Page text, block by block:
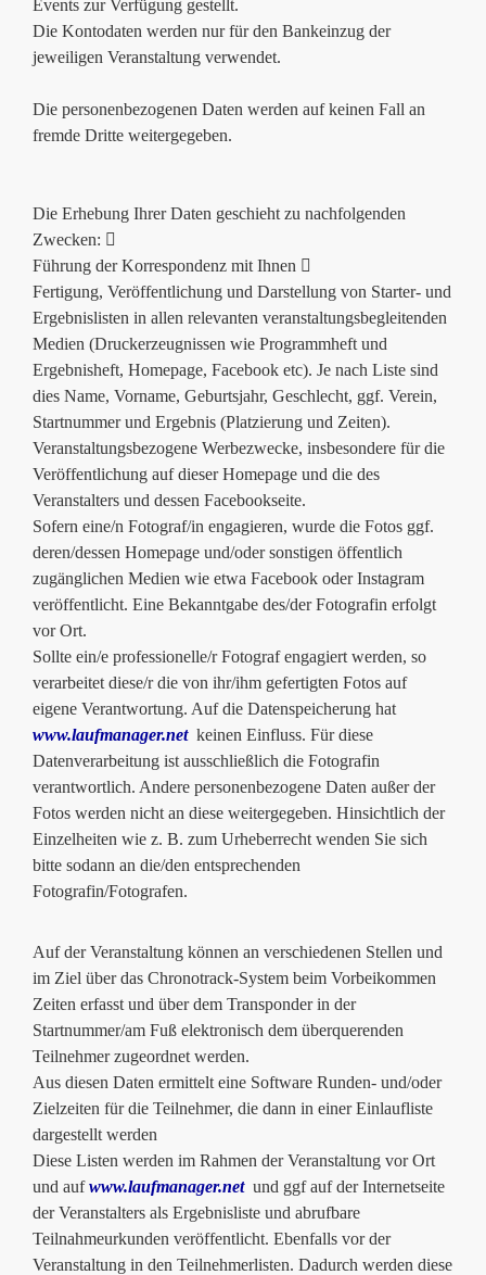
Events zur Verfügung gestellt.
Die Kontodaten werden nur für den Bankeinzug der
jeweiligen Veranstaltung verwendet.
Die personenbezogenen Daten werden auf keinen Fall an
fremde Dritte weitergegeben.
Die Erhebung Ihrer Daten geschieht zu nachfolgenden
Zwecken: 
Führung der Korrespondenz mit Ihnen 
Fertigung, Veröffentlichung und Darstellung von Starter- und
Ergebnislisten in allen relevanten veranstaltungsbegleitenden
Medien (Druckerzeugnissen wie Programmheft und
Ergebnisheft, Homepage, Facebook etc). Je nach Liste sind
dies Name, Vorname, Geburtsjahr, Geschlecht, ggf. Verein,
Startnummer und Ergebnis (Platzierung und Zeiten).
Veranstaltungsbezogene Werbezwecke, insbesondere für die
Veröffentlichung auf dieser Homepage und die des
Veranstalters und dessen Facebookseite.
Sofern eine/n Fotograf/in engagieren, wurde die Fotos ggf.
deren/dessen Homepage und/oder sonstigen öffentlich
zugänglichen Medien wie etwa Facebook oder Instagram
veröffentlicht. Eine Bekanntgabe des/der Fotografin erfolgt
vor Ort.
Sollte ein/e professionelle/r Fotograf engagiert werden, so
verarbeitet diese/r die von ihr/ihm gefertigten Fotos auf
eigene Verantwortung. Auf die Datenspeicherung hat
www.laufmanager.netkeinen Einfluss. Für diese
Datenverarbeitung ist ausschließlich die Fotografin
verantwortlich. Andere personenbezogene Daten außer der
Fotos werden nicht an diese weitergegeben. Hinsichtlich der
Einzelheiten wie z. B. zum Urheberrecht wenden Sie sich
bitte sodann an die/den entsprechenden
Fotografin/Fotografen.
Auf der Veranstaltung können an verschiedenen Stellen und
im Ziel über das Chronotrack-System beim Vorbeikommen
Zeiten erfasst und über dem Transponder in der
Startnummer/am Fuß elektronisch dem überquerenden
Teilnehmer zugeordnet werden.
Aus diesen Daten ermittelt eine Software Runden- und/oder
Zielzeiten für die Teilnehmer, die dann in einer Einlaufliste
dargestellt werden
Diese Listen werden im Rahmen der Veranstaltung vor Ort
und aufwww.laufmanager.netund ggf auf der Internetseite
der Veranstalters als Ergebnisliste und abrufbare
Teilnahmeurkunden veröffentlicht. Ebenfalls vor der
Veranstaltung in den Teilnehmerlisten. Dadurch werden diese